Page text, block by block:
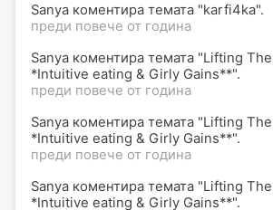
Sanya коментира темата "karfi4ka".
преди повече от година
Sanya коментира темата "Lifting
*Intuitive eating & Girly Gains**".
преди повече от година
Sanya коментира темата "Lifting
*Intuitive eating & Girly Gains**".
преди повече от година
Sanya коментира темата "Lifting
*Intuitive eating & Girly Gains**".